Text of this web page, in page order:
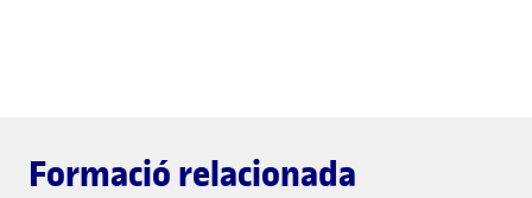
Formació relacionada